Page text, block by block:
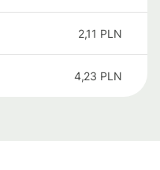
2,11 PLN
4,23 PLN